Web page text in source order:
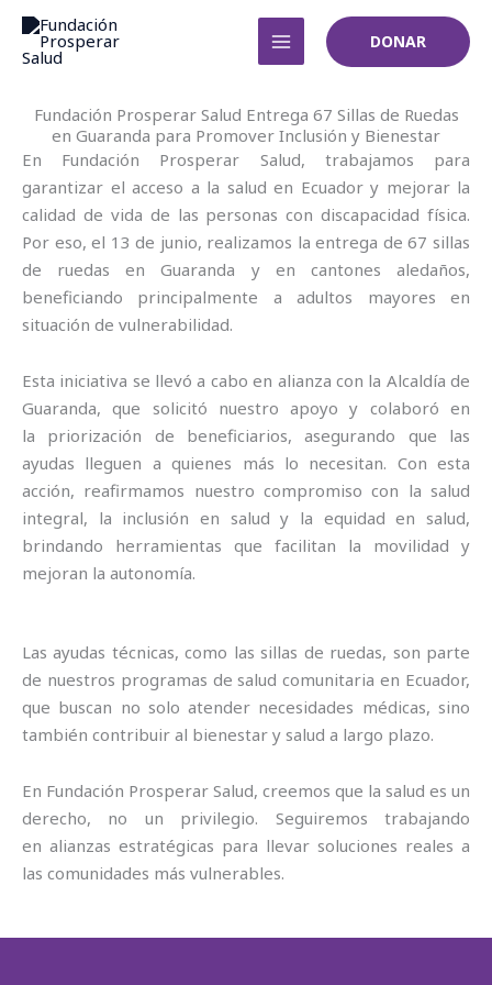
contenido
DONAR
Fundación Prosperar Salud Entrega 67 Sillas de Ruedas
en Guaranda para Promover Inclusión y Bienestar
En Fundación Prosperar Salud, trabajamos para
garantizar el acceso a la salud en Ecuador y mejorar la
calidad de vida de las personas con discapacidad física.
Por eso, el 13 de junio, realizamos la entrega de 67 sillas
de ruedas en Guaranda y en cantones aledaños,
beneficiando principalmente a adultos mayores en
situación de vulnerabilidad.
Esta iniciativa se llevó a cabo en alianza con la Alcaldía de
Guaranda, que solicitó nuestro apoyo y colaboró en
la priorización de beneficiarios, asegurando que las
ayudas lleguen a quienes más lo necesitan. Con esta
acción, reafirmamos nuestro compromiso con la salud
integral, la inclusión en salud y la equidad en salud,
brindando herramientas que facilitan la movilidad y
mejoran la autonomía.
Las ayudas técnicas, como las sillas de ruedas, son parte
de nuestros programas de salud comunitaria en Ecuador,
que buscan no solo atender necesidades médicas, sino
también contribuir al bienestar y salud a largo plazo.
En Fundación Prosperar Salud, creemos que la salud es un
derecho, no un privilegio. Seguiremos trabajando
en alianzas estratégicas para llevar soluciones reales a
las comunidades más vulnerables.